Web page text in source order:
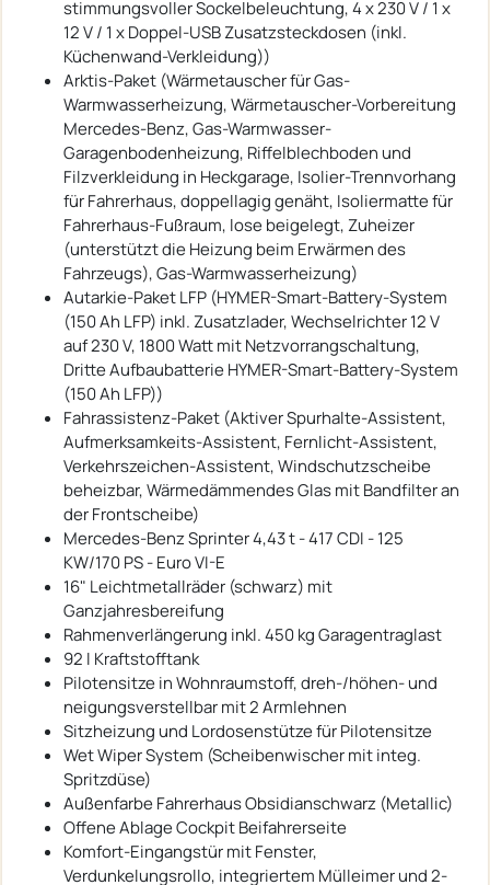
stimmungsvoller Sockelbeleuchtung, 4 x 230 V / 1 x
12 V / 1 x Doppel-USB Zusatzsteckdosen (inkl.
Küchenwand-Verkleidung))
Arktis-Paket (Wärmetauscher für Gas-
Warmwasserheizung, Wärmetauscher-Vorbereitung
Mercedes-Benz, Gas-Warmwasser-
Garagenbodenheizung, Riffelblechboden und
Filzverkleidung in Heckgarage, Isolier-Trennvorhang
für Fahrerhaus, doppellagig genäht, Isoliermatte für
Fahrerhaus-Fußraum, lose beigelegt, Zuheizer
(unterstützt die Heizung beim Erwärmen des
Fahrzeugs), Gas-Warmwasserheizung)
Autarkie-Paket LFP (HYMER-Smart-Battery-System
(150 Ah LFP) inkl. Zusatzlader, Wechselrichter 12 V
auf 230 V, 1800 Watt mit Netzvorrangschaltung,
Dritte Aufbaubatterie HYMER-Smart-Battery-System
(150 Ah LFP))
Fahrassistenz-Paket (Aktiver Spurhalte-Assistent,
Aufmerksamkeits-Assistent, Fernlicht-Assistent,
Verkehrszeichen-Assistent, Windschutzscheibe
beheizbar, Wärmedämmendes Glas mit Bandfilter an
der Frontscheibe)
Mercedes-Benz Sprinter 4,43 t - 417 CDI - 125
KW/170 PS - Euro VI-E
16" Leichtmetallräder (schwarz) mit
Ganzjahresbereifung
Rahmenverlängerung inkl. 450 kg Garagentraglast
92 l Kraftstofftank
Pilotensitze in Wohnraumstoff, dreh-/höhen- und
neigungsverstellbar mit 2 Armlehnen
Sitzheizung und Lordosenstütze für Pilotensitze
Wet Wiper System (Scheibenwischer mit integ.
Spritzdüse)
Außenfarbe Fahrerhaus Obsidianschwarz (Metallic)
Offene Ablage Cockpit Beifahrerseite
Komfort-Eingangstür mit Fenster,
Verdunkelungsrollo, integriertem Mülleimer und 2-